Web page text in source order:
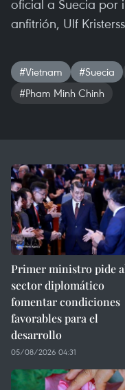
oficial a Suecia por
anfitrión, Ulf
#Vietnam #Suecia
#Pham Minh Chinh
Primer ministro pide
sector diplomático
fomentar condiciones
favorables para el
desarrollo
05/08/2026 04:31